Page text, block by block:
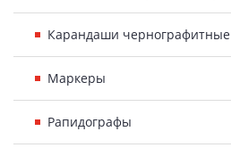
Карандаши чернографитные
Маркеры
Рапидографы